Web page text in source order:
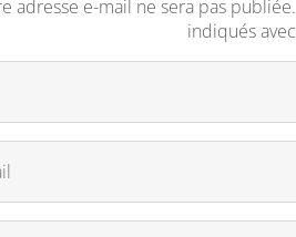
adresse e-mail ne sera pas publiée.
indiqués avec